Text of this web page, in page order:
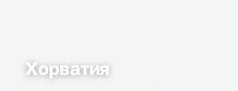
Хорватия